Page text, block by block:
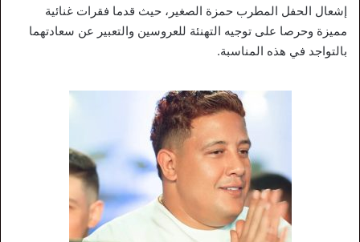
إشعال الحفل المطرب حمزة الصغير، حيث قدما فقرات غنائية
مميزة وحرصا على توجيه التهنئة للعروسين والتعبير عن سعادتهما
بالتواجد في هذه المناسبة.